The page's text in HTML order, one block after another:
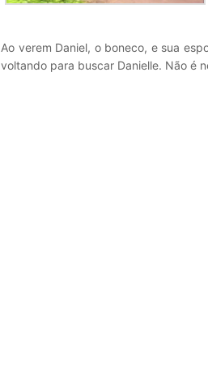
Ao verem Daniel, o boneco, e sua
voltando para buscar Danielle. Não é